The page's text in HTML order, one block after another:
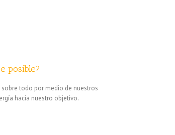
posible?
todo por medio de nuestros
hacia nuestro objetivo.